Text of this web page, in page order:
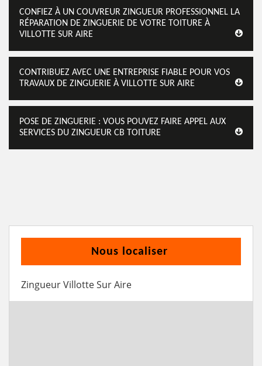
CONFIEZ À UN COUVREUR ZINGUEUR PROFESSIONNEL LA
RÉPARATION DE ZINGUERIE DE VOTRE TOITURE À
VILLOTTE SUR AIRE
CONTRIBUEZ AVEC UNE ENTREPRISE FIABLE POUR VOS
TRAVAUX DE ZINGUERIE À VILLOTTE SUR AIRE
POSE DE ZINGUERIE : VOUS POUVEZ FAIRE APPEL AUX
SERVICES DU ZINGUEUR CB TOITURE
Nous localiser
Zingueur Villotte Sur Aire